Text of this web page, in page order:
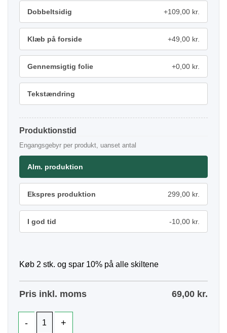
Dobbeltsidig +109,00 kr.
Klæb på forside +49,00 kr.
Gennemsigtig folie +0,00 kr.
Tekstændring
Produktionstid
Engangsgebyr per produkt, uanset antal
Alm. produktion
Ekspres produktion 299,00 kr.
I god tid -10,00 kr.
Køb 2 stk. og spar 10% på alle skiltene
Pris inkl. moms 69,00 kr.